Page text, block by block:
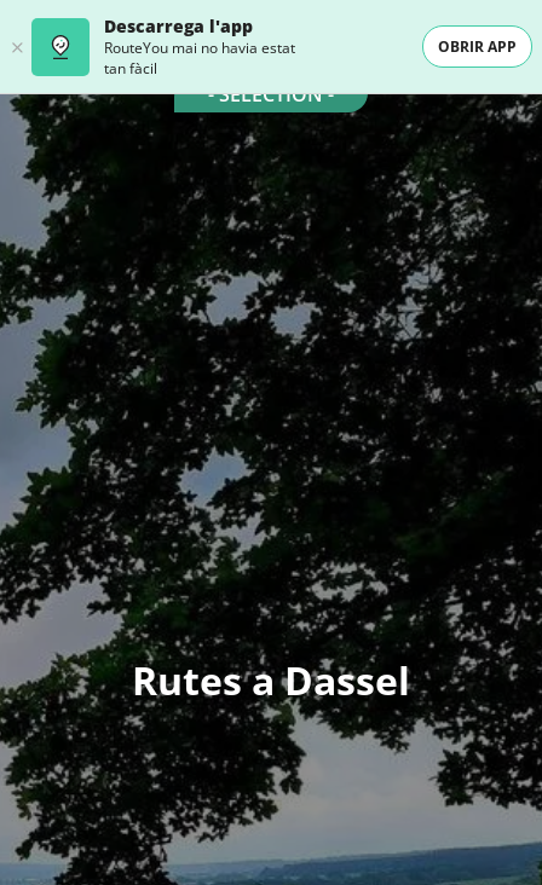
Descarrega l'app
RouteYou mai no havia estat
tan fàcil
OBRIR APP
- SELECTION -
Rutes a Dassel